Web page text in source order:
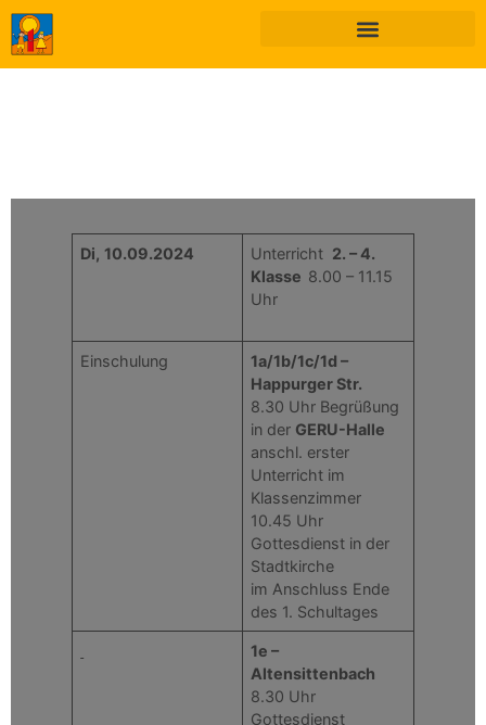
Di, 10.09.2024 Unterricht 2. – 4.
Klasse 8.00 – 11.15
Uhr
Einschulung
1a/1b/1c/1d –
Happurger Str.
8.30 Uhr Begrüßung
in der GERU-Halle
anschl. erster
Unterricht im
Klassenzimmer
10.45 Uhr
Gottesdienst in der
Stadtkirche
im Anschluss Ende
des 1. Schultages
1e –
Altensittenbach
8.30 Uhr
Gottesdienst